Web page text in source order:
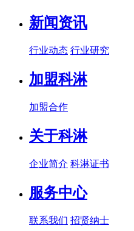
新闻资讯
行业动态 行业研究
加盟科淋
加盟合作
关于科淋
企业简介 科淋证书
服务中心
联系我们 招贤纳士